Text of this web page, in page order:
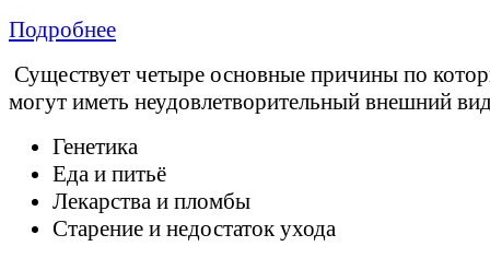
Подробнее
Существует четыре основные причины по
могут иметь неудовлетворительный внешний
Генетика
Еда и питьё
Лекарства и пломбы
Старение и недостаток ухода